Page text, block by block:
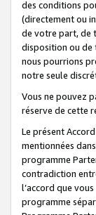
des conditions
(directement ou
de votre part, de
disposition ou de
nous pourrions
notre seule
Vous ne pouvez
réserve de cette
Le présent
mentionnées
programme
contradiction
l’accord que
programme